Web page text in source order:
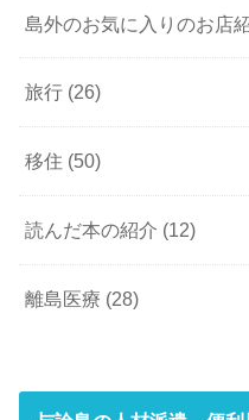
島外のお気に入りのお店
旅行 (26)
移住 (50)
読んだ本の紹介 (12)
離島医療 (28)